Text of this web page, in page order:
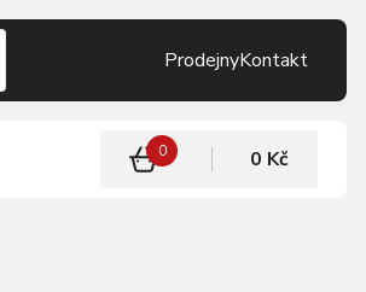
ProdejnyKontakt
0 0 Kč